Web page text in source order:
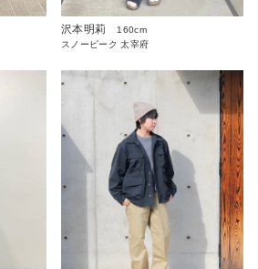
沢本明莉
160cm
スノーピーク 太宰府